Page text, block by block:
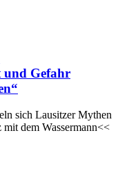
und Gefahr
sich Lausitzer Mythen
dem Wassermann<<